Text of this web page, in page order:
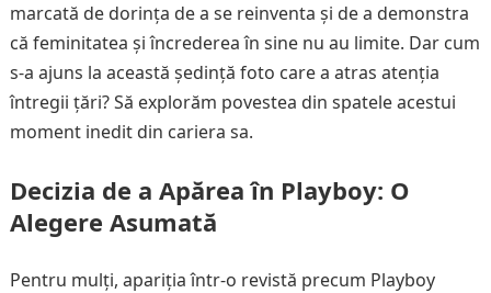
marcată de dorința de a se reinventa și de a demonstra
că feminitatea și încrederea în sine nu au limite. Dar cum
s-a ajuns la această ședință foto care a atras atenția
întregii țări? Să explorăm povestea din spatele acestui
moment inedit din cariera sa.
Decizia de a Apărea în Playboy: O
Alegere Asumată
Pentru mulți, apariția într-o revistă precum Playboy